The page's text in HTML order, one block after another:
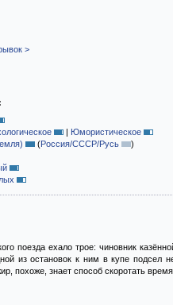
>
| Юмористическое
(Россия/СССР/Русь
)
поезда ехало трое: чиновник
из остановок к ним в купе подсел
похоже, знает способ скоротать